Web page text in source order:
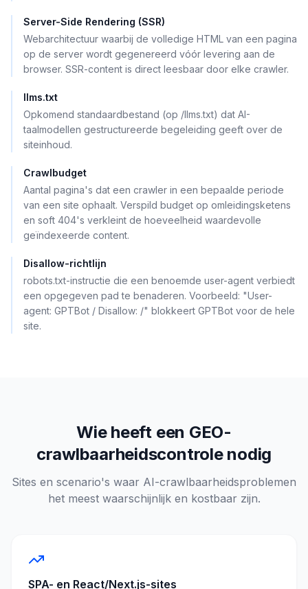
Server-Side Rendering (SSR)
Webarchitectuur waarbij de volledige HTML van een pagina
op de server wordt gegenereerd vóór levering aan de
browser. SSR-content is direct leesbaar door elke crawler.
llms.txt
Opkomend standaardbestand (op /llms.txt) dat AI-
taalmodellen gestructureerde begeleiding geeft over de
siteinhoud.
Crawlbudget
Aantal pagina's dat een crawler in een bepaalde periode
van een site ophaalt. Verspild budget op omleidingsketens
en soft 404's verkleint de hoeveelheid waardevolle
geïndexeerde content.
Disallow-richtlijn
robots.txt-instructie die een benoemde user-agent verbiedt
een opgegeven pad te benaderen. Voorbeeld: "User-
agent: GPTBot / Disallow: /" blokkeert GPTBot voor de hele
site.
Wie heeft een GEO-
crawlbaarheidscontrole nodig
Sites en scenario's waar AI-crawlbaarheidsproblemen
het meest waarschijnlijk en kostbaar zijn.
SPA- en React/Next.js-sites